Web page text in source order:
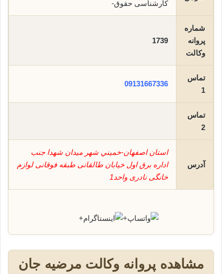
کارشناسی حقوق-
شماره
پروانه
وکالت
1739
تماس
1
09131667336
تماس
2
آدرس
استان اصفهان-خميني شهر میدان شهدا جنب
اداره برق اول خیابان طالقانی طبقه فوقانی لوازم
خانگی نادری واحد1
+
+
مشاهده پروانه وکالت مرضیه جان